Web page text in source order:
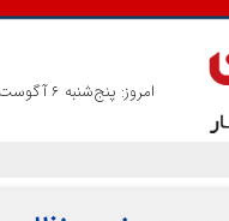
امروز: پنج‌شنبه 6 آگوست 2026